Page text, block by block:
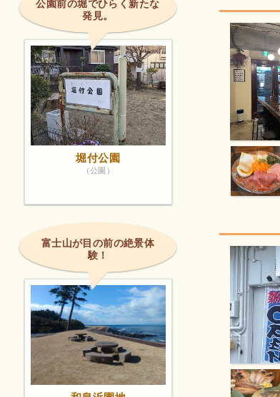
公園前の堀でひらく新たな
発見。
堀付公園
（公園）
富士山が目の前の絶景体
験！